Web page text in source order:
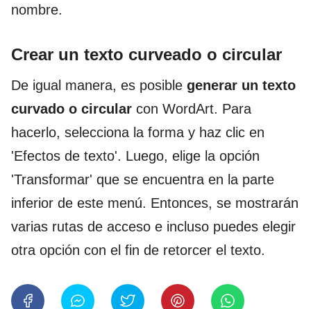
nombre.
Crear un texto curveado o circular
De igual manera, es posible generar un texto
curvado o circular con WordArt. Para
hacerlo, selecciona la forma y haz clic en
'Efectos de texto'. Luego, elige la opción
'Transformar' que se encuentra en la parte
inferior de este menú. Entonces, se mostrarán
varias rutas de acceso e incluso puedes elegir
otra opción con el fin de retorcer el texto.